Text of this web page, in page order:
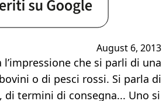
August 6, 2013
che si parli di una
o di pesci rossi. Si parla di
di termini di consegna... Uno si